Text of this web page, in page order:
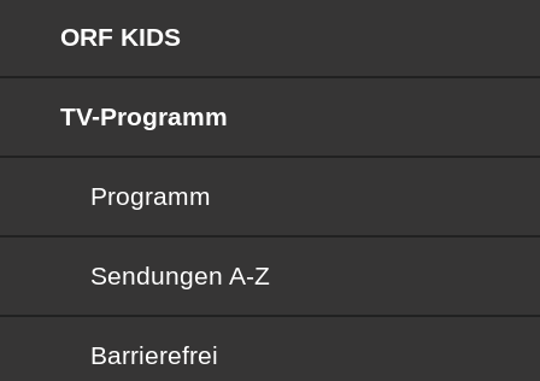
ORF KIDS
TV-Programm
Programm
Sendungen von A bis Z
Sendungen A-Z
Barrierefrei
Barrierefrei